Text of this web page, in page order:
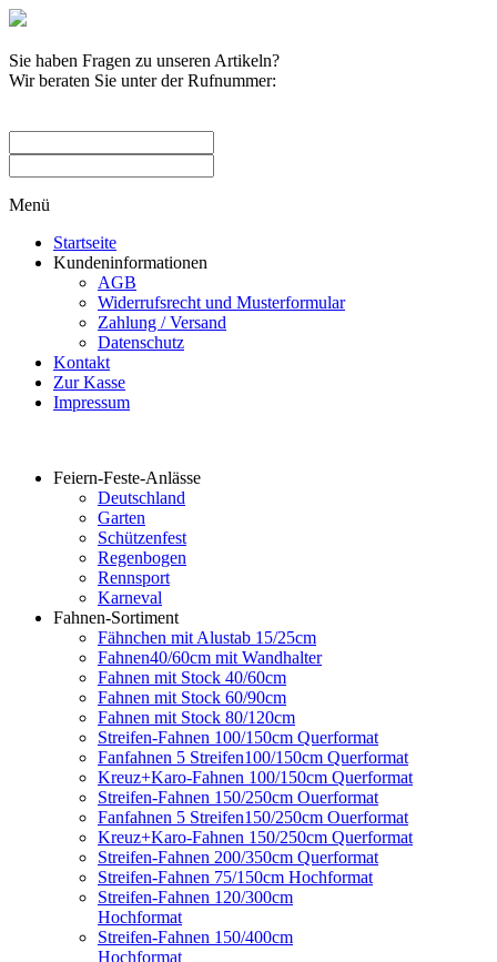
Sie haben Fragen zu unseren Artikeln?
Wir beraten Sie unter der Rufnummer:
Menü
Startseite
Kundeninformationen
AGB
Widerrufsrecht und Musterformular
Zahlung / Versand
Datenschutz
Kontakt
Zur Kasse
Impressum
Feiern-Feste-Anlässe
Deutschland
Garten
Schützenfest
Regenbogen
Rennsport
Karneval
Fahnen-Sortiment
Fähnchen mit Alustab 15/25cm
Fahnen40/60cm mit Wandhalter
Fahnen mit Stock 40/60cm
Fahnen mit Stock 60/90cm
Fahnen mit Stock 80/120cm
Streifen-Fahnen 100/150cm Querformat
Fanfahnen 5 Streifen100/150cm Querformat
Kreuz+Karo-Fahnen 100/150cm Querformat
Streifen-Fahnen 150/250cm Ouerformat
Fanfahnen 5 Streifen150/250cm Ouerformat
Kreuz+Karo-Fahnen 150/250cm Querformat
Streifen-Fahnen 200/350cm Querformat
Streifen-Fahnen 75/150cm Hochformat
Streifen-Fahnen 120/300cm
Hochformat
Streifen-Fahnen 150/400cm
Hochformat